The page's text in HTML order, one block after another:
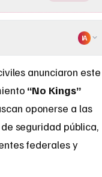
IA
anunciaron este
“No Kings”
oponerse a las
seguridad pública,
federales y